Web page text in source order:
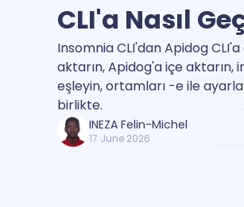
CLI'a Nasıl
Insomnia CLI'dan Apidog
aktarın, Apidog'a içe
eşleyin, ortamları -e ile
birlikte.
INEZA Felin-Michel
17 June 2026